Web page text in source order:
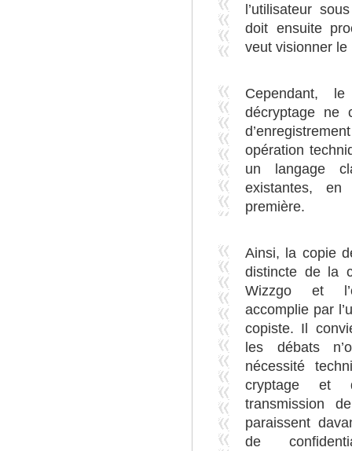
l’utilisateur
doit ensuite
veut visionner le
Cependant,
décryptage ne
opération
un langage
existantes,
première.
Ainsi, la copie
distincte de la
Wizzgo et
accomplie par
copiste. Il
les débats
nécessité
cryptage et
transmission
paraissent
de